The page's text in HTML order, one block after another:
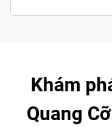
Khám
Quang